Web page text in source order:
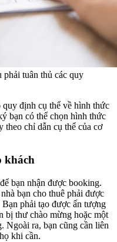
tuân thủ các quy
định cụ thể về hình thức
bạn có thể chọn hình thức
theo chỉ dẫn cụ thể của cơ
khách
bạn nhận được booking.
bạn cho thuê phải được
phải tạo được ấn tượng
bị thư chào mừng hoặc một
Ngoài ra, bạn cũng cần liên
khi cần.